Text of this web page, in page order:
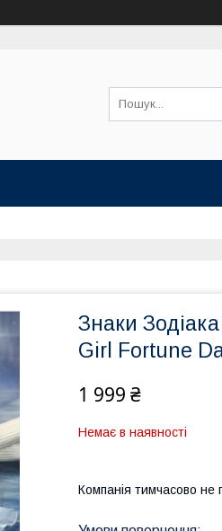
Знаки
Girl Fortune
1 999 ₴
Немає в наявності
Компанія тимчасово не